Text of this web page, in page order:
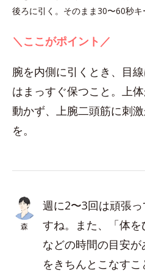
後ろに引く。そのまま30〜60秒キ
＼ここがポイント／
腕を内側に引くとき、目
はまっすぐ保つこと。上
動かず、上腕二頭筋に刺
を。
森
週に2〜3回は頑張
すね。また、「体を
などの時間の目安
をきちんとこなすこ